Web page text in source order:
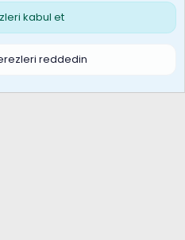
S
kabul et
reddedin